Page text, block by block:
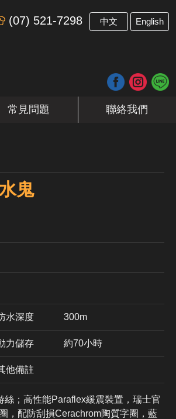
(07) 521-7298 中文 English
常見問題 聯絡我們
鬼
水深度 300m
力儲存 約70小時
他備註
；高性能Paraflex緩震裝置，瑞士官
，配防刮損Cerachrom陶質字圈，藍